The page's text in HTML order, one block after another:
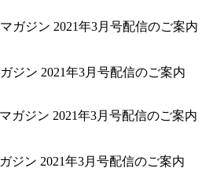
ジン 2021年3月号配信のご案内
ジン 2021年3月号配信のご案内